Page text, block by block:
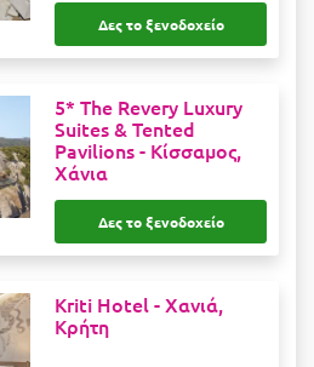
Δες το ξενοδοχείο
5* The Revery Luxury
Suites & Tented
Pavilions - Κίσσαμος,
Χάνια
Δες το ξενοδοχείο
Kriti Hotel -Χανιά,
Κρήτη